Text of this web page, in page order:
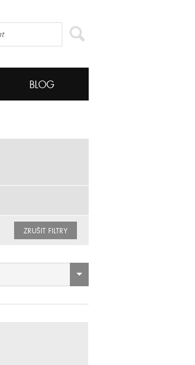
BLOG
ZRUŠIT FILTRY